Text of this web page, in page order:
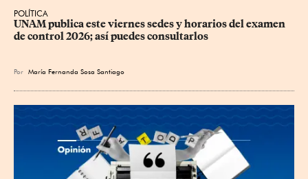
POLÍTICA
UNAM publica este viernes sedes y horarios del examen
de control 2026; así puedes consultarlos
Por María Fernanda Sosa Santiago